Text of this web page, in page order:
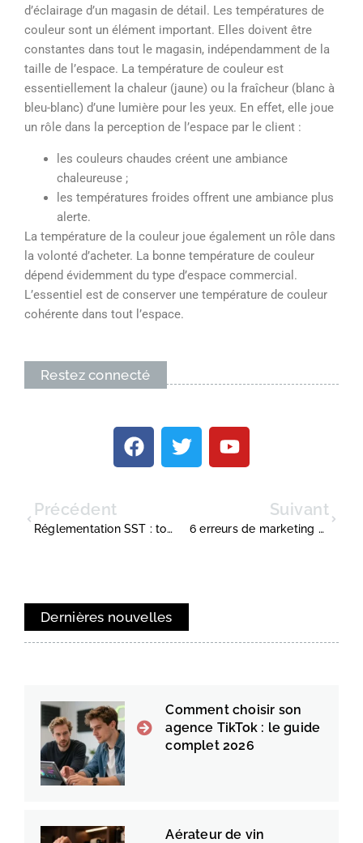
d’éclairage d’un magasin de détail. Les températures de
couleur sont un élément important. Elles doivent être
constantes dans tout le magasin, indépendamment de la
taille de l’espace. La température de couleur est
essentiellement la chaleur (jaune) ou la fraîcheur (blanc à
bleu-blanc) d’une lumière pour les yeux. En effet, elle joue
un rôle dans la perception de l’espace par le client :
les couleurs chaudes créent une ambiance
chaleureuse ;
les températures froides offrent une ambiance plus
alerte.
La température de la couleur joue également un rôle dans
la volonté d’acheter. La bonne température de couleur
dépend évidemment du type d’espace commercial.
L’essentiel est de conserver une température de couleur
cohérente dans tout l’espace.
Restez connecté
Précédent
Réglementation SST : tout savoir sur cette formation
Suivant
6 erreurs de marketing que vous devez arrêter de faire maintenant
Dernières nouvelles
Comment choisir son
agence TikTok : le guide
complet 2026
Aérateur de vin